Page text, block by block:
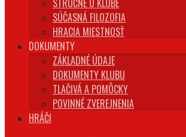
STRUČNE O KLUBE
SÚČASNÁ FILOZOFIA
HRACIA MIESTNOSŤ
DOKUMENTY
ZÁKLADNÉ ÚDAJE
DOKUMENTY KLUBU
TLAČIVÁ A POMÔCKY
POVINNÉ ZVEREJNENIA
HRÁČI